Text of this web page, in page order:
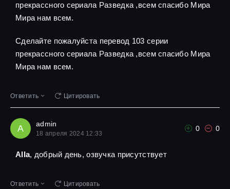
прекрассного сериала Разведка ,всем спасибо Мира
Мира нам всем.
Сделайте пожалуйста перевод 103 серии
прекрассного сериала Разведка ,всем спасибо Мира
Мира нам всем.
Ответить Цитировать
A admin
18 апреля 2024 12:33
0 0
Alla, добрый день, озвучка присутствует
Ответить Цитировать